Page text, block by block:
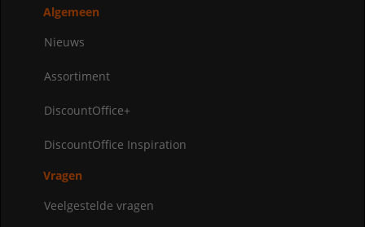
Algemeen
Nieuws
Assortiment
DiscountOffice+
DiscountOffice Inspiration
Vragen
Veelgestelde vragen